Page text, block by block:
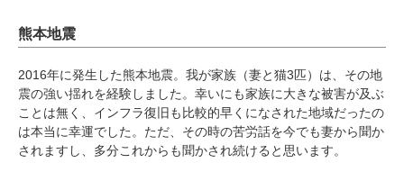
熊本地震
2016年に発生した熊本地震。我が家族（妻と猫3匹）は、その地
震の強い揺れを経験しました。幸いにも家族に大きな被害が及ぶ
ことは無く、インフラ復旧も比較的早くになされた地域だったの
は本当に幸運でした。ただ、その時の苦労話を今でも妻から聞か
されますし、多分これからも聞かされ続けると思います。